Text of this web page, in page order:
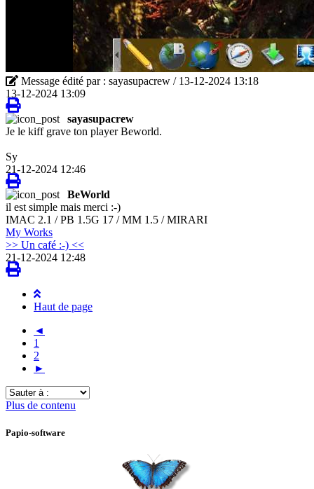
Message édité par : sayasupacrew / 13-12-2024 13:18
13-12-2024 13:09
sayasupacrew
Je le kiff grave ton player Beworld.
Sy
21-12-2024 12:46
BeWorld
il est simple mais merci :-)
IMAC 2.1 / PB 1.5G 17 / MM 1.5 / MIRARI
My Works
>> Un café :-) <<
21-12-2024 12:48
Haut de page
◄
1
2
►
Sauter
à
Plus de contenu
Papio-software